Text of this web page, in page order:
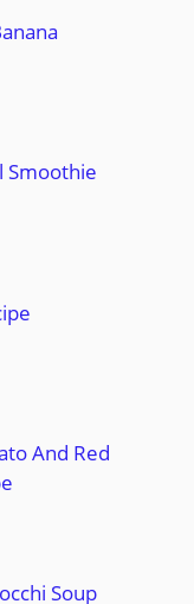
Smoothie
And Red
Soup